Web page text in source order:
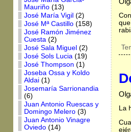
Mauriño(13)
José María Vigil (2)
José Mª Castillo(158)
José Ramón Jiménez
Cuesta(2)
José Sala Miguel (2)
José Sols Lucia(19)
José Thompson (1)
Joseba Ossa y Koldo
Aldai(1)
Josemaría Sarrionandia
(6)
Juan Antonio Ruescas y
Domingo Melero(3)
Juan Antonio Vinagre
Oviedo(14)
La